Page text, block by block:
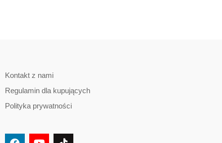
Kontakt z nami
Regulamin dla kupujących
Polityka prywatności